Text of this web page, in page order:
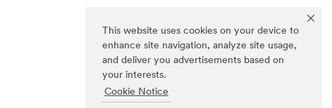
This website uses cookies on your device to
enhance site navigation, analyze site usage,
and deliver you advertisements based on
your interests.
Cookie Notice